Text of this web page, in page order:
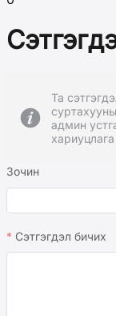
Та
админ
Зочин
Сэтгэгдэл бичих